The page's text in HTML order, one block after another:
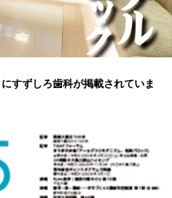
すずしろ歯科が掲載されていま